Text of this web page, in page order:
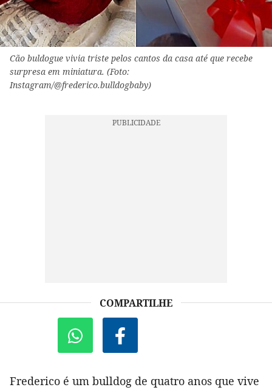
Cão buldogue vivia triste pelos cantos da casa até que recebe
surpresa em miniatura. (Foto:
Instagram/@frederico.bulldogbaby)
COMPARTILHE
Frederico é um bulldog de quatro anos que vive